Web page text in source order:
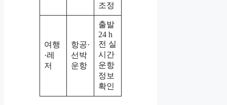
조정
여행
·레
저
항공·
선박
운항
출발
24 h
전 실
시간
운항
정보
확인